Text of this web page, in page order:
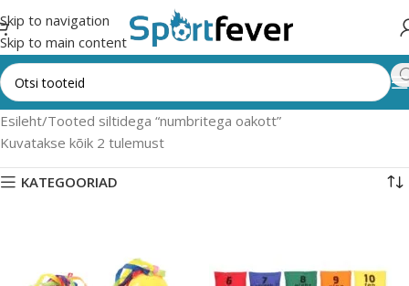
Skip to navigation
Skip to main content
Esileht Tooted siltidega “numbritega oakott”
Kuvatakse kõik 2 tulemust
KATEGOORIAD